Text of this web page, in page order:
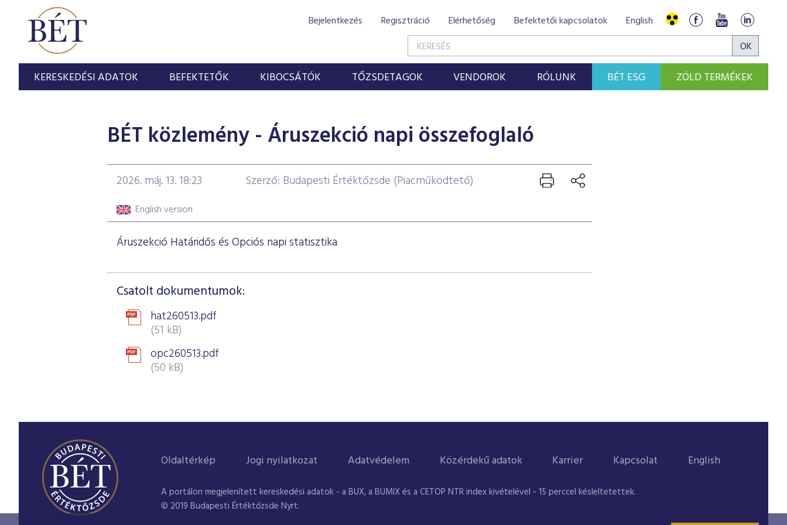
Bejelentkezés Regisztráció Elérhetőség Befektetői kapcsolatok English
KERESKEDÉSI ADATOK BEFEKTETŐK KIBOCSÁTÓK TŐZSDETAGOK VENDOROK RÓLUNK BÉT ESG ZÖLD TERMÉKEK
BÉT közlemény - Áruszekció napi összefoglaló
2026. máj. 13. 18:23 Szerző: Budapesti Értéktőzsde (Piacműködtető)
English version
Áruszekció Határidős és Opciós napi statisztika
Csatolt dokumentumok:
hat260513.pdf
(51 kB)
opc260513.pdf
(50 kB)
Oldaltérkép Jogi nyilatkozat Adatvédelem Közérdekű adatok Karrier Kapcsolat English
A portálon megjelenített kereskedési adatok - a BUX, a BUMIX és a CETOP NTR index kivételével - 15 perccel késleltetettek.
© 2019 Budapesti Értéktőzsde Nyrt.